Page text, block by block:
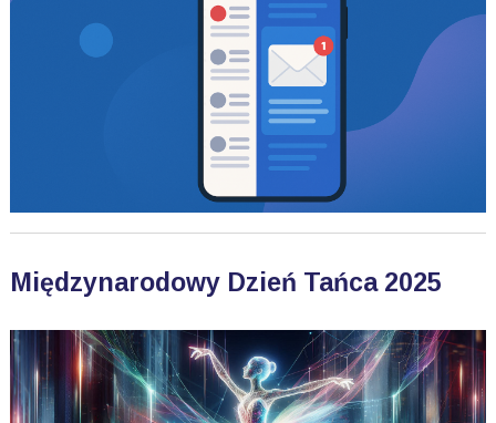
Międzynarodowy Dzień Tańca 2025